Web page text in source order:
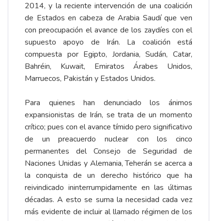
2014, y la reciente intervención de una coalición
de Estados en cabeza de Arabia Saudí que ven
con preocupación el avance de los zaydíes con el
supuesto apoyo de Irán. La coalición está
compuesta por Egipto, Jordania, Sudán, Catar,
Bahréin, Kuwait, Emiratos Árabes Unidos,
Marruecos, Pakistán y Estados Unidos.
Para quienes han denunciado los ánimos
expansionistas de Irán, se trata de un momento
crítico; pues con el avance tímido pero significativo
de un preacuerdo nuclear con los cinco
permanentes del Consejo de Seguridad de
Naciones Unidas y Alemania, Teherán se acerca a
la conquista de un derecho histórico que ha
reivindicado ininterrumpidamente en las últimas
décadas. A esto se suma la necesidad cada vez
más evidente de incluir al llamado régimen de los